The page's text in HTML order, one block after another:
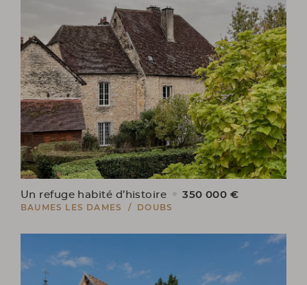
Un refuge habité d’histoire 350 000 €
BAUMES LES DAMES / DOUBS